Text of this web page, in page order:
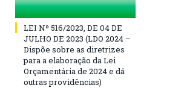
LEI Nº 516/2023, DE 04 DE
JULHO DE 2023 (LDO 2024 –
Dispõe sobre as diretrizes
para a elaboração da Lei
Orçamentária de 2024 e dá
outras providências)